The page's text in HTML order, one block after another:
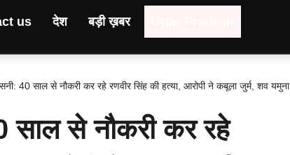
us देश बड़ी ख़बर
40 साल से नौकरी कर रहे रणवीर सिंह की हत्या, आरोपी ने कबूला जुर्म, शव यमुना
साल से नौकरी कर रहे